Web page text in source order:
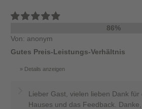
86%
Von: anonym
Gutes Preis-Leistungs-Verhältnis
Details anzeigen
Lieber Gast, vielen lieben Dank für
Hauses und das Feedback.